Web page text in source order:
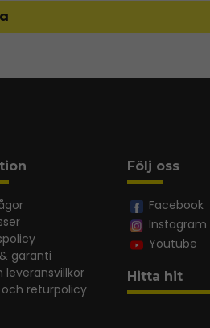
garanti
leveransvillkor
returpolicy
Följ oss
Facebook
Instagram
Youtube
Hitta hit